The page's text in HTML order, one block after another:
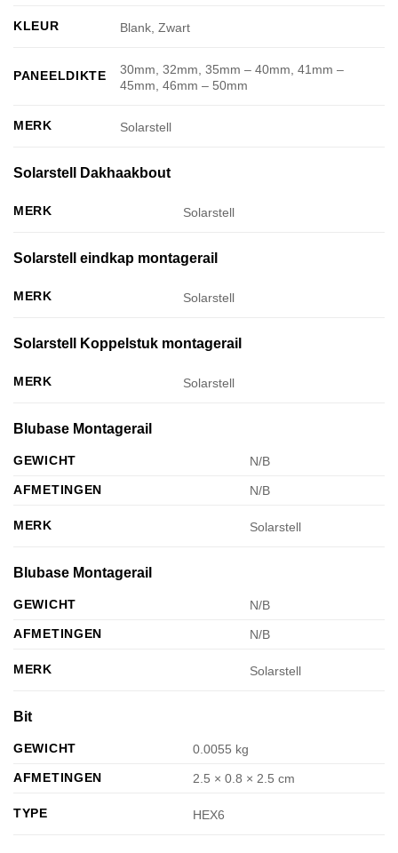
KLEUR Blank, Zwart
PANEELDIKTE
30mm, 32mm, 35mm – 40mm, 41mm –
45mm, 46mm – 50mm
MERK Solarstell
Solarstell Dakhaakbout
MERK Solarstell
Solarstell eindkap montagerail
MERK Solarstell
Solarstell Koppelstuk montagerail
MERK Solarstell
Blubase Montagerail
GEWICHT
N/B
AFMETINGEN
N/B
MERK Solarstell
Blubase Montagerail
GEWICHT
N/B
AFMETINGEN
N/B
MERK Solarstell
Bit
GEWICHT
0.0055 kg
AFMETINGEN
2.5 × 0.8 × 2.5 cm
TYPE HEX6